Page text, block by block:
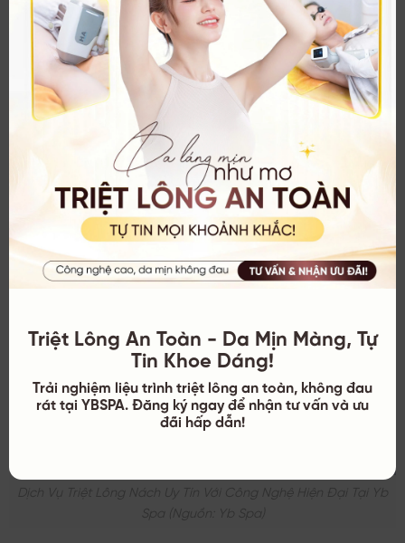
YB Spa tự hào là spa triệt lông nách uy tín hàng đầu tại
TPHCM, mang đến cho bạn giải pháp triệt lông nách vĩnh
viễn an toàn, hiệu quả và nhanh chóng. Với đội ngũ
chuyên viên dày dặn kinh nghiệm, tận tâm cùng công
nghệ triệt lông tiên tiến, YB Spa cam kết mang đến cho
bạn trải nghiệm tuyệt vời và kết quả triệt lông hoàn hảo
Dịch Vụ Triệt Lông Nách Uy Tín Với Công Nghệ Hiện Đại Tại Yb
Spa (nguồn: Yb Spa)
Triệt Lông An Toàn - Da Mịn Màng, Tự
Tin Khoe Dáng!
Trải nghiệm liệu trình triệt lông an toàn, không đau
rát tại YBSPA. Đăng ký ngay để nhận tư vấn và ưu
đãi hấp dẫn!